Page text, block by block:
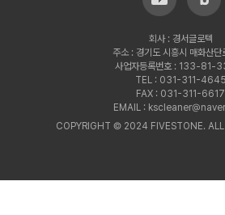
회사 : 경서글로텍
주소 : 경기도 시흥시 매화산
사업자등록번호 : 133-81-
TEL : 031-311-4645
FAX : 031-311-6617
EMAIL :
COPYRIGHT © 2024 FIVESTONE. ALL